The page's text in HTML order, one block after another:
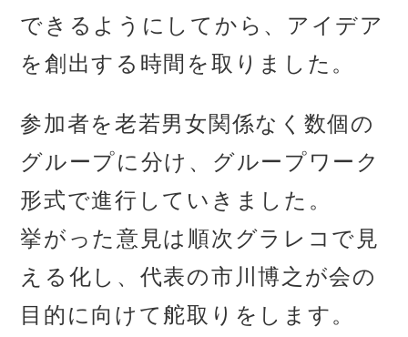
できるようにしてから、アイデア
を創出する時間を取りました。
参加者を老若男女関係なく数個の
グループに分け、グループワーク
形式で進行していきました。
挙がった意見は順次グラレコで見
える化し、代表の市川博之が会の
目的に向けて舵取りをします。